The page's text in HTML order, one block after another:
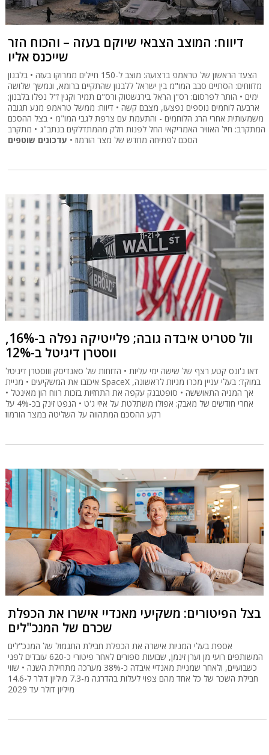
דיווח: המוצב הצבאי שיוקם בעזה – והכוח הזר
שייכנס אליו
הצעד הראשון של טראמפ ברצועה: מוצב ל-150 חיילים ממרוקו בעזה • בלבנון
מדווחים: הסתיים סבב המו"מ בין ישראל ללבנון שהתקיים ברומא, ונמשך שלושה
ימים • הותר לפרסום: רס"ן הראל בירנשטוק ורס"ם תמיר וקנין ז"ל נפלו בלבנון;
ארבעה לוחמים נוספים נפצעו, מצבם קשה • דיווח: ממשל טראמפ מנע תגובה
משמעותית אחרי הרג הלוחמים - והתעמת עם צרפת לגבי המו"מ • בצל ההסכם
המתקרב: חיל האוויר האמריקאי החל לפנות חלק מהמתדלקים בנתב"ג • מתקרב
הסכם לפתיחה מחדש של מצר הורמוז • עדכונים שוטפים
וול סטריט איבדה גובה; פלייטיקה נפלה ב-16%,
ווסטרן דיגיטל ב-12%
דאו ג'ונס קטע רצף של שישה ימי עליות • הדוחות של סאנדיסק וווסטרן דיגיטל
איכזבו את המשקיעים • מניית SpaceX במוקד: בעלי עניין מכרו מניות לראשונה,
אך המניה התאוששה • סופטבנק עקפה את התחזיות בזכות רווח הון מאינטל •
אחרי חודשים של מאבק: אפולו משתלטת על איזי ג'ט • הנפט זינק בכ-4% על
רקע ההסכם המתהווה על השליטה במצר הורמוז
בצל הפיטורים: משקיעי מאנדיי אישרו את הכפלת
שכרם של המנכ"לים
אספת בעלי המניות אישרה את הכפלת חבילת התגמול של המנכ"לים
המשותפים רועי מן וערן זינמן, שבועות ספורים לאחר פיטורי כ-620 עובדים לפני
כשבועיים, ולאחר שמניית מאנדיי איבדה כ-38% מערכה מתחילת השנה • שווי
חבילת השכר של כל אחד מהם צפוי לעלות בהדרגה מ-7.3 מיליון דולר ל-14.6
מיליון דולר עד 2029